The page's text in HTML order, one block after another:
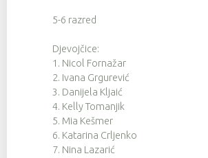
5-6 razred
Djevojčice:
1. Nicol Fornažar
2. Ivana Grgurević
3. Danijela Kljaić
4. Kelly Tomanjik
5. Mia Kešmer
6. Katarina Crljenko
7. Nina Lazarić